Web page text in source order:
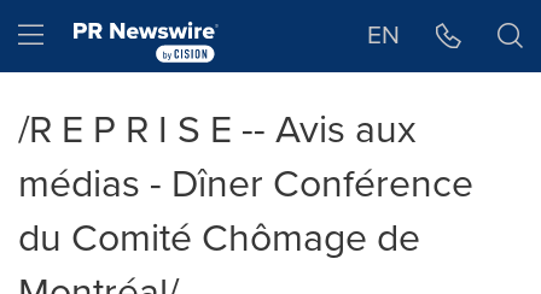
Hamburger menu EN
/R E P R I S E -- Avis aux
médias - Dîner Conférence
du Comité Chômage de